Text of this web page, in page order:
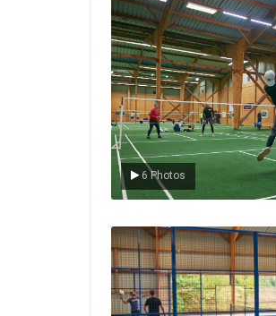
6 Photos
Le badminton
Le padel